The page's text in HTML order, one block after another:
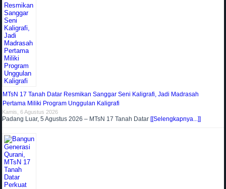
MTsN 17 Tanah Datar Resmikan Sanggar Seni Kaligrafi, Jadi Madrasah
Pertama Miliki Program Unggulan Kaligrafi
Kamis, 6 Agustus 2026
Padang Luar, 5 Agustus 2026 – MTsN 17 Tanah Datar [[Selengkapnya...]]